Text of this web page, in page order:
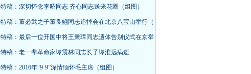
特稿：深切怀念李昭同志 齐心同志送来花圈（组图）
特稿：董必武之子董良翮同志追悼会在北京八宝山举行（
特稿：最后一位开国中将王秉璋同志遗体告别仪式在京举
特稿：老一辈革命家谭震林同志长子谭淮远病逝
特稿：2016年“9·9”深情缅怀毛主席（组图）